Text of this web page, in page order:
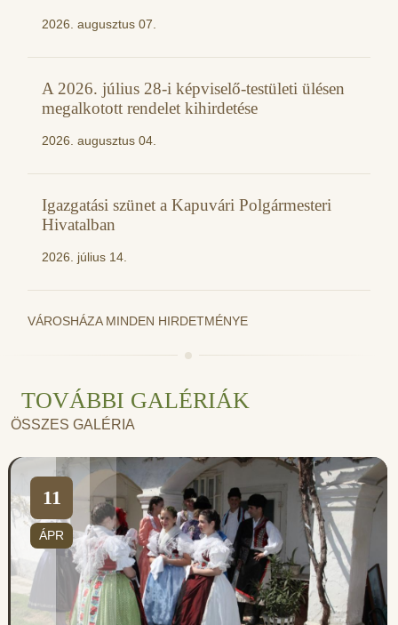
2026. augusztus 07.
A 2026. július 28-i képviselő-testületi ülésen
megalkotott rendelet kihirdetése
2026. augusztus 04.
Igazgatási szünet a Kapuvári Polgármesteri
Hivatalban
2026. július 14.
VÁROSHÁZA MINDEN HIRDETMÉNYE
TOVÁBBI GALÉRIÁK
ÖSSZES GALÉRIA
11
ÁPR